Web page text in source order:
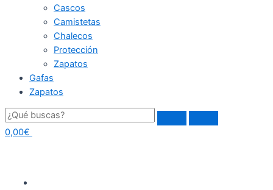
Cascos
Camistetas
Chalecos
Protección
Zapatos
Gafas
Zapatos
0,00€